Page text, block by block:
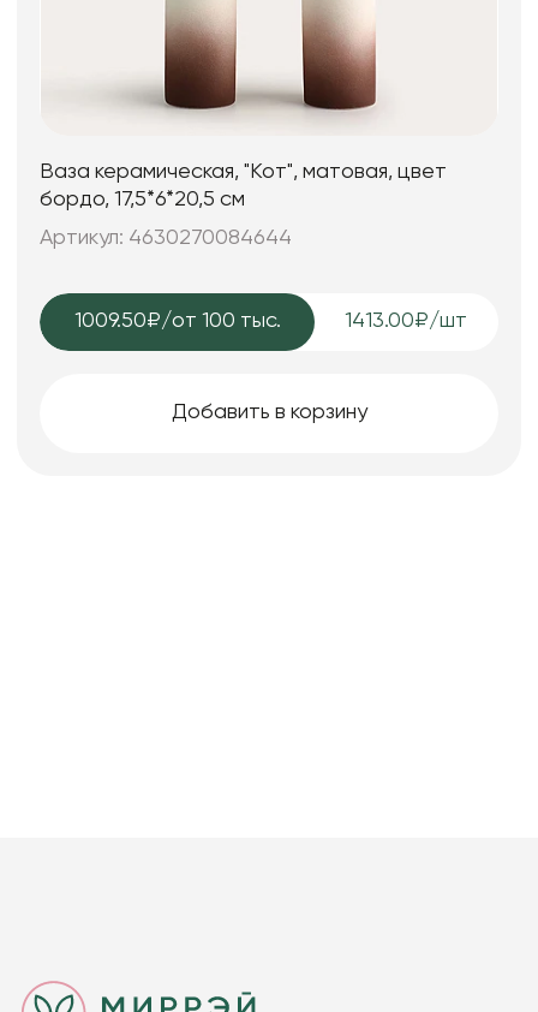
Ваза керамическая, "Кот", матовая, цвет
бордо, 17,5*6*20,5 см
Артикул: 4630270084644
1009.50₽/от 100 тыс. 1413.00₽/шт
Добавить в корзину